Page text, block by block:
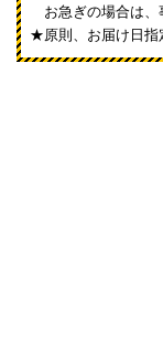
お急ぎの場合は、
原則、お届け日指